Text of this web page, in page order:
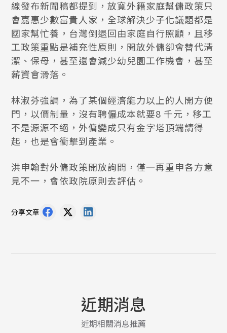
線發布新聞稿都提到，放寬外籍家庭幫傭政策只
會嘉惠少數富貴人家，全球解決少子化議題都是
國家幫忙養，台灣倒退回由家庭自行照顧，且移
工政策重點是補充性原則，開放外傭卻會替代清
潔、保母，甚至還會減少幼兒園工作機會，甚至
薪資會滑落。
林淑芬強調，為了某個經濟能力以上的人開方便
門，以價制量，沒有聘僱成本就要8 千元，移工
不是源源不絕，外傭變成只有金字塔頂端請得
起，也是會衝擊到產業。
洪申翰對外傭政策開放詢問，僅一再重申各方意
見不一，會依政院原則去評估。
分享文章
近期消息
近期相關消息推薦